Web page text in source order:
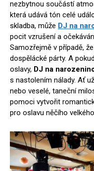
nezbytnou součástí
která udává tón celé
skladba, může DJ na
pocit vzrušení a
Samozřejmě v případě,
dospělácké párty. A
oslavy, DJ na
s nastolením nálady. Ať
nebo veselé, taneční
pomoci vytvořit
pro oslavu něčího